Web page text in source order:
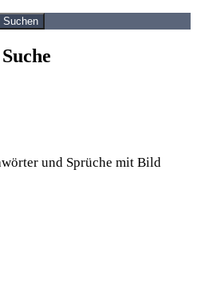
und Sprüche mit Bild